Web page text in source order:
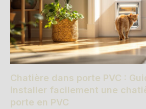
Chatière dans porte PVC :
installer facilement une
porte en PVC